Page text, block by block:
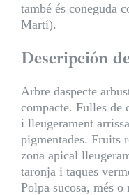
també és coneguda
Martí).
Descripción
Arbre daspecte
compacte. Fulles de
i lleugerament
pigmentades. Fruits
zona apical
taronja i taques
Polpa sucosa, més